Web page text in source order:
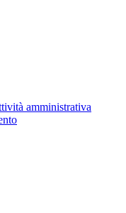
amministrativa